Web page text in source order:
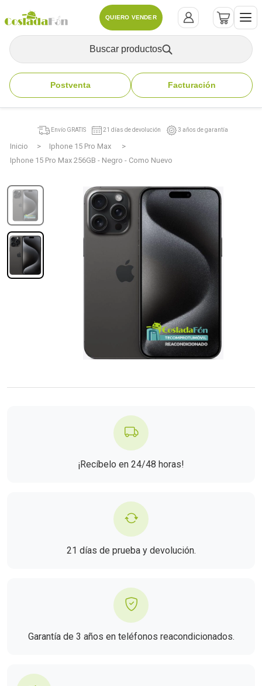
QUIERO VENDER
Buscar productos
Postventa Facturación
Inicio
Iphone 15 Pro Max
Iphone 15 Pro Max 256GB - Negro - Como Nuevo
Envío GRATIS 21 días de devolución 3 años de garantía
¡Recíbelo en 24/48 horas!
21 días de prueba y devolución.
Garantía de 3 años en teléfonos reacondicionados.